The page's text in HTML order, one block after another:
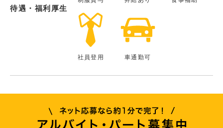
待遇・福利厚生
社員登用 車通勤可